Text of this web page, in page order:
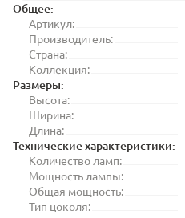
Общее:
Артикул:
Производитель:
Страна:
Коллекция:
Размеры:
Высота:
Ширина:
Длина:
Технические характеристики:
Количество ламп:
Мощность лампы:
Общая мощность:
Тип цоколя: